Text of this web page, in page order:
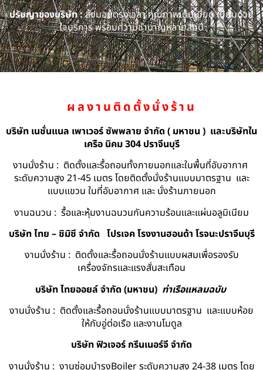
ปรัชญาของบริษัท :ส่งมอบตรงเวลา คุณภาพเต็มเยี่ยม เปี่ยมด้วย
ใจบริการ พร้อมความชำนาญหลายสิบปี
ผลงานติดตั้งนั่งร้าน
บริษัท เนชั่นแนล เพาเวอร์ ซัพพลาย จำกัด ( มหาชน ) และบริษัทใน
เครือ นิคม 304 ปราจีนบุรี
งานนั่งร้าน : ติดตั้งและรื้อถอนทั้งภายนอกและในพื้นที่อับอากาศ
ระดับความสูง 21-45 เมตร โดยติดตั้งนั่งร้านแบบมาตรฐาน และ
แบบแขวน ในที่อับอากาศ และ นั่งร้านภายนอก
งานฉนวน : รื้อและหุ้มงานฉนวนกันความร้อนและแผ่นอลูมิเนียม
บริษัท ไทย – ชิมิซึ จำกัด โปรเจค โรงงานฮอนด้า โรจนะปราจีนบุรี
งานนั่งร้าน : ติดตั้งและรื้อถอนนั่งร้านแบบผสมเพื่อรองรับ
เครื่องจักรและแรงสั่นสะเทือน
บริษัท ไทยออยล์ จํากัด (มหาชน) ท่าเรือแหลมฉบับ
งานนั่งร้าน : ติดตั้งและรื้อถอนนั่งร้านแบบมาตรฐาน และแบบห้อย
ให้กับอู่ต่อเรือ และงานโมดูล
บริษัท ฟิวเจอร์ กรีนเนอร์จี จำกัด
งานนั่งร้าน : งานซ่อมบำรุงBoiler ระดับความสูง 24-38 เมตร โดย